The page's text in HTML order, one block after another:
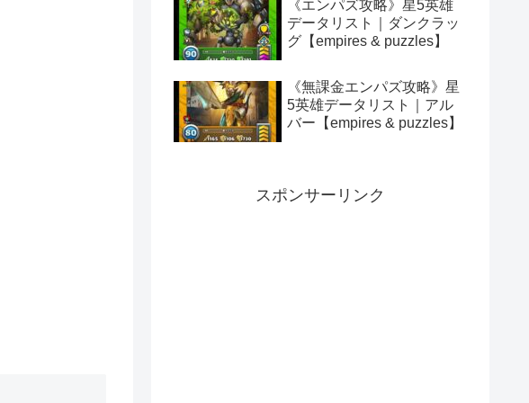
《エンパズ攻略》星5英雄
データリスト｜ダンクラッ
グ【empires & puzzles】
《無課金エンパズ攻略》星
5英雄データリスト｜アル
バー【empires & puzzles】
スポンサーリンク